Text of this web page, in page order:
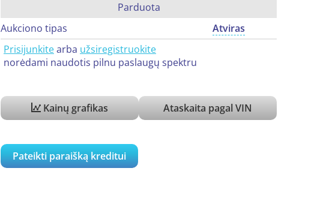
Parduota
Aukciono tipas
Atviras
Prisijunkitearba užsiregistruokite
norėdami naudotis pilnu paslaugų spektru
Kainų grafikas Ataskaita pagal VIN
Pateikti paraišką kreditui